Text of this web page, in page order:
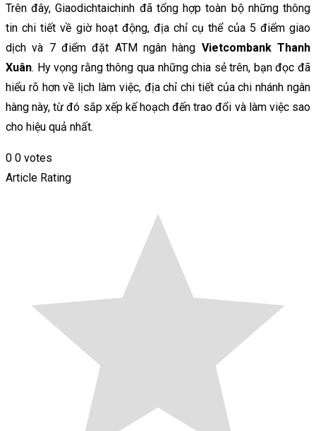
Trên đây, Giaodichtaichinh đã tổng hợp toàn bộ những thông
tin chi tiết về giờ hoạt động, địa chỉ cụ thể của 5 điểm giao
dịch và 7 điểm đặt ATM ngân hàng Vietcombank Thanh
Xuân. Hy vọng rằng thông qua những chia sẻ trên, bạn đọc đã
hiểu rõ hơn về lịch làm việc, địa chỉ chi tiết của chi nhánh ngân
hàng này, từ đó sắp xếp kế hoạch đến trao đổi và làm việc sao
cho hiệu quả nhất.
0 0 votes
Article Rating